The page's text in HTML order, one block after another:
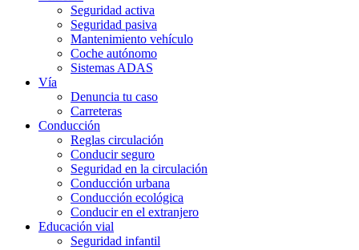
Seguridad activa
Seguridad pasiva
Mantenimiento vehículo
Coche autónomo
Sistemas ADAS
Vía
Denuncia tu caso
Carreteras
Conducción
Reglas circulación
Conducir seguro
Seguridad en la circulación
Conducción urbana
Conducción ecológica
Conducir en el extranjero
Educación vial
Seguridad infantil